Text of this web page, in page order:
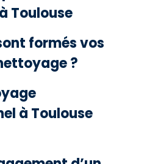
Toulouse
formés vos
?
à Toulouse